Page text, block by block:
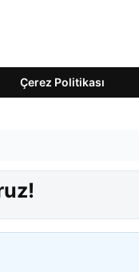
Çerez Politikası